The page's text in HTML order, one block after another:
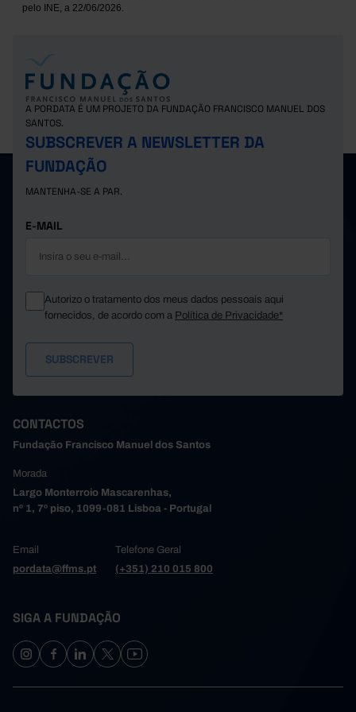
pelo INE, a 22/06/2026.
A PORDATA É UM PROJETO DA FUNDAÇÃO FRANCISCO MANUEL DOS
SANTOS.
SUBSCREVER A NEWSLETTER DA
FUNDAÇÃO
MANTENHA-SE A PAR.
E-MAIL
Autorizo o tratamento dos meus dados pessoais aqui
fornecidos, de acordo com a Política de Privacidade*
CONTACTOS
Fundação Francisco Manuel dos Santos
Morada
Largo Monterroio Mascarenhas,
nº 1, 7º piso, 1099-081 Lisboa - Portugal
Email
pordata@ffms.pt
Telefone Geral
(+351) 210 015 800
SIGA A FUNDAÇÃO